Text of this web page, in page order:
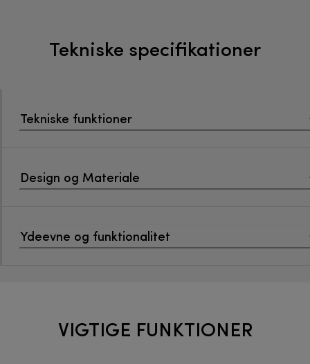
Tekniske specifikationer
Tekniske funktioner
Design og Materiale
Ydeevne og funktionalitet
VIGTIGE FUNKTIONER